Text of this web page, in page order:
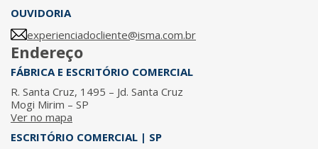
OUVIDORIA
experienciadocliente@isma.com.br
Endereço
FÁBRICA E ESCRITÓRIO COMERCIAL
R. Santa Cruz, 1495 – Jd. Santa Cruz
Mogi Mirim – SP
Ver no mapa
ESCRITÓRIO COMERCIAL | SP